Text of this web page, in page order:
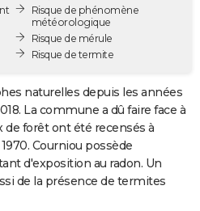
Risque de phénomène
météorologique
Risque de mérule
Risque de termite
naturelles depuis les années
La commune a dû faire face à
de forêt ont été recensés à
Courniou possède
d'exposition au radon. Un
de la présence de termites